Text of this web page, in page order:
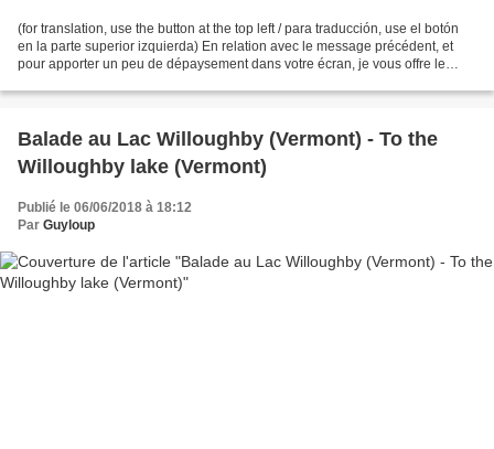
(for translation, use the button at the top left / para traducción, use el botón
en la parte superior izquierda) En relation avec le message précédent, et
pour apporter un peu de dépaysement dans votre écran, je vous offre le
Balade au Lac Willoughby (Vermont) - To the
Willoughby lake (Vermont)
Publié le 06/06/2018 à 18:12
Par Guyloup